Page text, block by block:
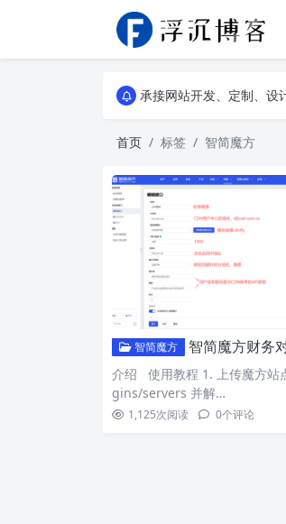
浮沉API，提供二次元动
承接网站开发、定制、设
承接网站开发、定制、设
首页 标签 智简魔方
智简魔方 智简魔方财务对
介绍 使用教程 1. 上传魔方
gins/servers 并解…
1,125次阅读 0个评论